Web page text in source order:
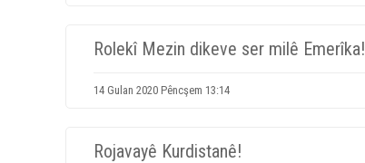
Rolekî Mezin dikeve ser milê Emerîka!
14 Gulan 2020 Pêncşem 13:14
Rojavayê Kurdistanê!